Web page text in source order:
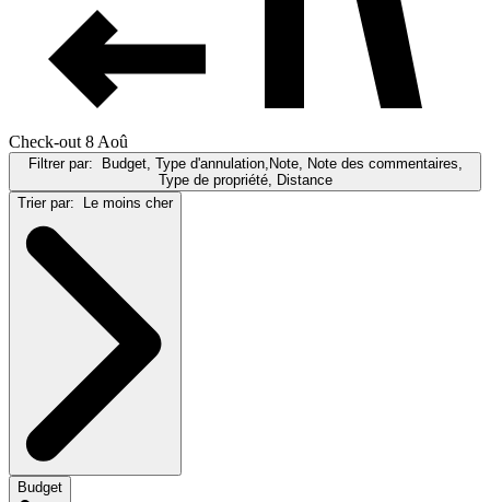
Check-out 8 Aoû
Filtrer par:
Budget, Type d'annulation,Note, Note des commentaires,
Type de propriété, Distance
Trier par:
Le moins cher
Budget